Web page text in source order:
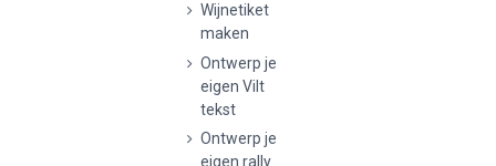
Wijnetiket
maken
Ontwerp je
eigen Vilt
tekst
Ontwerp je
eigen rally